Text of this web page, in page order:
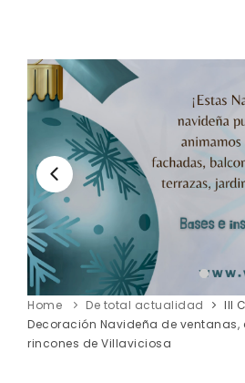
Home De total actualidad
III
Decoración Navideña de
rincones de Villaviciosa